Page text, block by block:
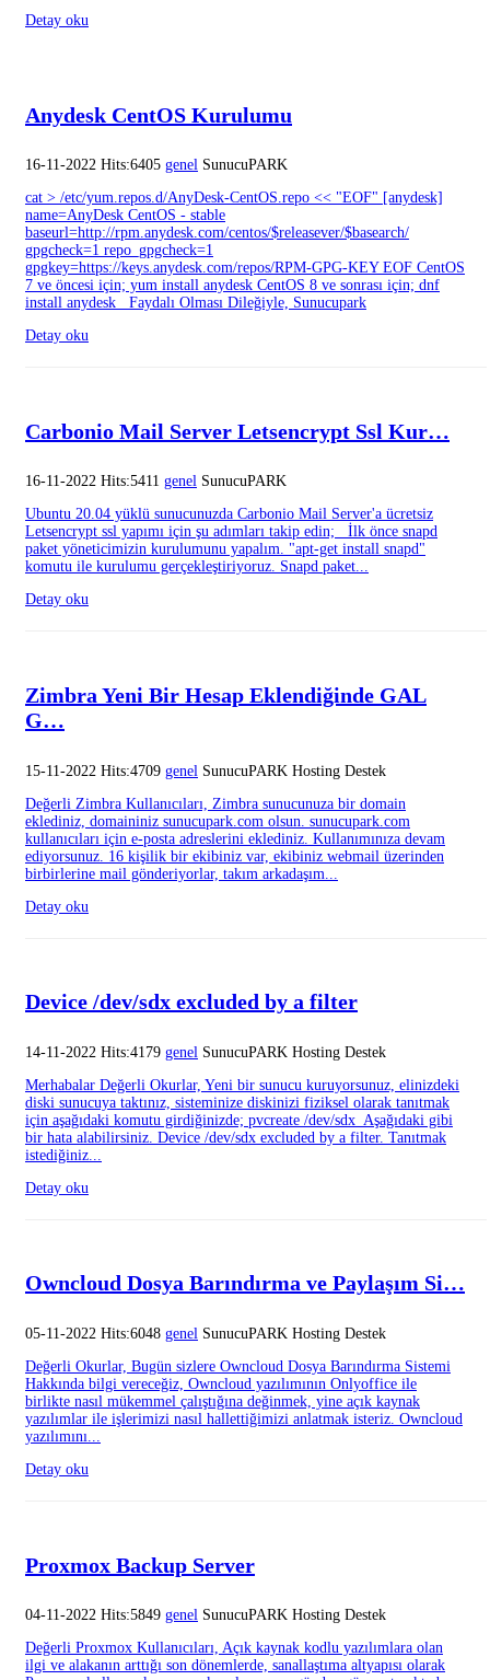
Detay oku
Anydesk CentOS Kurulumu
16-11-2022 Hits:6405 genel SunucuPARK
cat > /etc/yum.repos.d/AnyDesk-CentOS.repo << "EOF" [anydesk]
name=AnyDesk CentOS - stable
baseurl=http://rpm.anydesk.com/centos/$releasever/$basearch/
gpgcheck=1 repo_gpgcheck=1
gpgkey=https://keys.anydesk.com/repos/RPM-GPG-KEY EOF CentOS
7 ve öncesi için; yum install anydesk CentOS 8 ve sonrası için; dnf
install anydesk Faydalı Olması Dileğiyle, Sunucupark
Detay oku
Carbonio Mail Server Letsencrypt Ssl Kur…
16-11-2022 Hits:5411 genel SunucuPARK
Ubuntu 20.04 yüklü sunucunuzda Carbonio Mail Server'a ücretsiz
Letsencrypt ssl yapımı için şu adımları takip edin; İlk önce snapd
paket yöneticimizin kurulumunu yapalım. "apt-get install snapd"
komutu ile kurulumu gerçekleştiriyoruz. Snapd paket...
Detay oku
Zimbra Yeni Bir Hesap Eklendiğinde GAL
G…
15-11-2022 Hits:4709 genel SunucuPARK Hosting Destek
Değerli Zimbra Kullanıcıları, Zimbra sunucunuza bir domain
eklediniz, domaininiz sunucupark.com olsun. sunucupark.com
kullanıcıları için e-posta adreslerini eklediniz. Kullanımınıza devam
ediyorsunuz. 16 kişilik bir ekibiniz var, ekibiniz webmail üzerinden
birbirlerine mail gönderiyorlar, takım arkadaşım...
Detay oku
Device /dev/sdx excluded by a filter
14-11-2022 Hits:4179 genel SunucuPARK Hosting Destek
Merhabalar Değerli Okurlar, Yeni bir sunucu kuruyorsunuz, elinizdeki
diski sunucuya taktınız, sisteminize diskinizi fiziksel olarak tanıtmak
için aşağıdaki komutu girdiğinizde; pvcreate /dev/sdx Aşağıdaki gibi
bir hata alabilirsiniz. Device /dev/sdx excluded by a filter. Tanıtmak
istediğiniz...
Detay oku
Owncloud Dosya Barındırma ve Paylaşım Si…
05-11-2022 Hits:6048 genel SunucuPARK Hosting Destek
Değerli Okurlar, Bugün sizlere Owncloud Dosya Barındırma Sistemi
Hakkında bilgi vereceğiz, Owncloud yazılımının Onlyoffice ile
birlikte nasıl mükemmel çalıştığına değinmek, yine açık kaynak
yazılımlar ile işlerimizi nasıl hallettiğimizi anlatmak isteriz. Owncloud
yazılımını...
Detay oku
Proxmox Backup Server
04-11-2022 Hits:5849 genel SunucuPARK Hosting Destek
Değerli Proxmox Kullanıcıları, Açık kaynak kodlu yazılımlara olan
ilgi ve alakanın arttığı son dönemlerde, sanallaştıma altyapısı olarak